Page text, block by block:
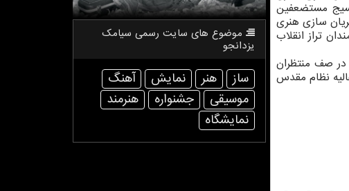
مستضعفین
سازی هنری
تراز انقلاب
در صف منتظران
نظام مقدس
موضوع های سایت رسمی سیامك
یزدانجو
ساز هنر نمایش
آهنگ
موسیقی
جشنواره
هنرمند
نمایشگاه